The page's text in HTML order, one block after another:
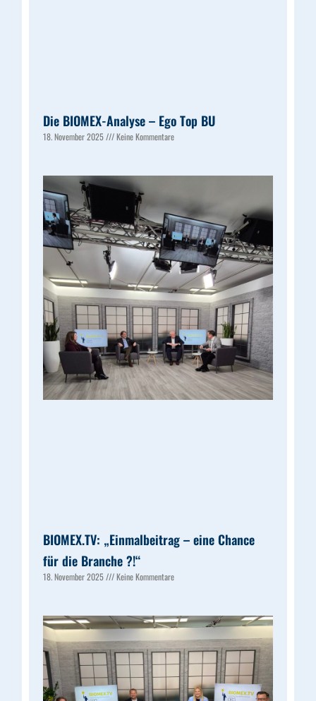
Die BIOMEX-Analyse – Ego Top BU
18. November 2025 Keine Kommentare
BIOMEX.TV: „Einmalbeitrag – eine Chance
für die Branche ?!“
18. November 2025 Keine Kommentare